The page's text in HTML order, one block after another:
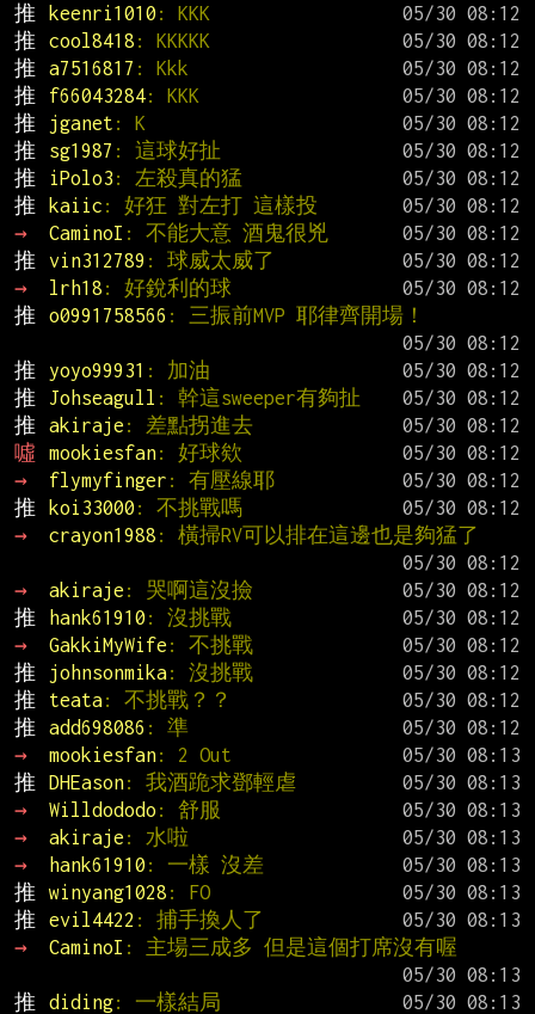
推
keenri1010 : KKK
推
cool8418 : KKKKK
推
a7516817 : Kkk
推
f66043284: KKK
推
jganet : K
推
sg1987 : 這球好扯
推
iPolo3 : 左殺真的猛
推
kaiic : 好狂 對左打 這樣投
→
CaminoI : 不能大意 酒鬼很兇
推
vin312789 : 球威太威了
→
lrh18 : 好銳利的球
推
o0991758566 : 三振前MVP 耶律齊開場！
推
yoyo99931 : 加油
推
Johseagull : 幹這sweeper有夠扯
推
akiraje : 差點拐進去
噓
mookiesfan: 好球欸
→
flymyfinger : 有壓線耶
推
koi33000 : 不挑戰嗎
→
crayon1988 : 橫掃RV可以排在這邊也是夠猛了
→
akiraje : 哭啊這沒撿
推
hank61910 : 沒挑戰
→
GakkiMyWife : 不挑戰
推
johnsonmika: 沒挑戰
推
teata: 不挑戰？？
推
add698086 : 準
→
mookiesfan: 2 Out
推
DHEason: 我酒跪求鄧輕虐
→
Willdododo : 舒服
→
akiraje : 水啦
→
hank61910 : 一樣 沒差
推
winyang1028 : FO
推
evil4422 : 捕手換人了
→
CaminoI : 主場三成多 但是這個打席沒有喔
推
diding: 一樣結局